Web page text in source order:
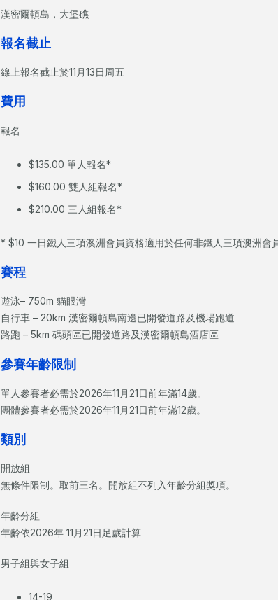
漢密爾頓島，大堡礁
報名截止
線上報名截止於11月13日周五
費用
報名
$135.00 單人報名*
$160.00 雙人組報名*
$210.00 三人組報名*
* $10 一日鐵人三項澳洲會員資格適用於任何非鐵人三項澳洲會
賽程
遊泳– 750m 貓眼灣
自行車 – 20km 漢密爾頓島南邊已開發道路及機場跑道
路跑 – 5km 碼頭區已開發道路及漢密爾頓島酒店區
參賽年齡限制
單人參賽者必需於2026年11月21日前年滿14歲。
團體參賽者必需於2026年11月21日前年滿12歲。
類別
開放組
無條件限制。取前三名。開放組不列入年齡分組獎項。
年齡分組
年齡依2026年 11月21日足歲計算
男子組與女子組
14-19